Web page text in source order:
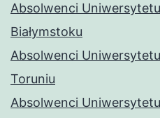
Absolwenci
Białymstoku
Absolwenci
Toruniu
Absolwenci